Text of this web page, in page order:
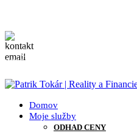
info@patriktokar.sk
0905 871 127
Domov
Moje služby
ODHAD CENY